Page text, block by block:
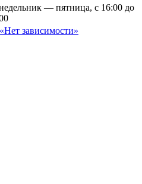
— пятница, с 16:00 до